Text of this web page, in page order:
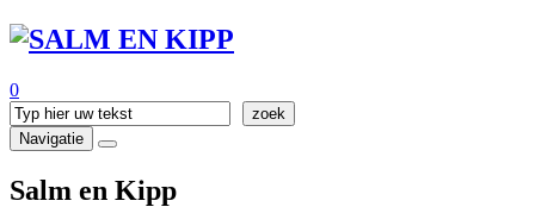
0
Navigatie
Salm en Kipp